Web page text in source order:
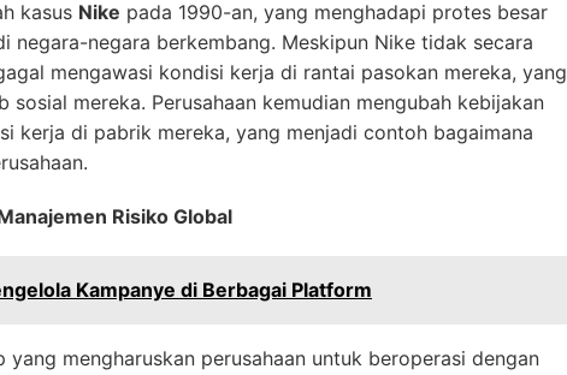
kasus Nike pada 1990-an, yang menghadapi protes besar
negara berkembang. Meskipun Nike tidak secara
mengawasi kondisi kerja di rantai pasokan mereka, yang
mereka. Perusahaan kemudian mengubah kebijakan
kerja di pabrik mereka, yang menjadi contoh bagaimana
Risiko Global
Kampanye di Berbagai Platform
mengharuskan perusahaan untuk beroperasi dengan